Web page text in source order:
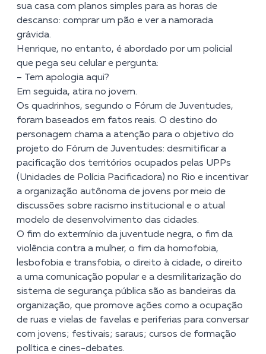
sua casa com planos simples para as horas de
descanso: comprar um pão e ver a namorada
grávida.
Henrique, no entanto, é abordado por um policial
que pega seu celular e pergunta:
– Tem apologia aqui?
Em seguida, atira no jovem.
Os quadrinhos, segundo o Fórum de Juventudes,
foram baseados em fatos reais. O destino do
personagem chama a atenção para o objetivo do
projeto do Fórum de Juventudes: desmitificar a
pacificação dos territórios ocupados pelas UPPs
(Unidades de Polícia Pacificadora) no Rio e incentivar
a organização autônoma de jovens por meio de
discussões sobre racismo institucional e o atual
modelo de desenvolvimento das cidades.
O fim do extermínio da juventude negra, o fim da
violência contra a mulher, o fim da homofobia,
lesbofobia e transfobia, o direito à cidade, o direito
a uma comunicação popular e a desmilitarização do
sistema de segurança pública são as bandeiras da
organização, que promove ações como a ocupação
de ruas e vielas de favelas e periferias para conversar
com jovens; festivais; saraus; cursos de formação
política e cines-debates.